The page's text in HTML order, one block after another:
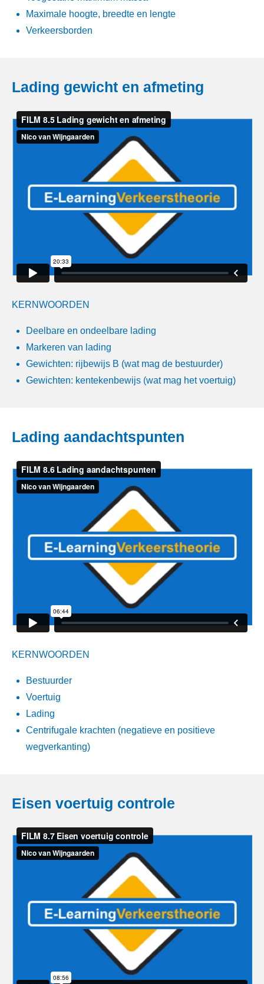
Maximale hoogte, breedte en lengte
Verkeersborden
Lading gewicht en afmeting
KERNWOORDEN
Deelbare en ondeelbare lading
Markeren van lading
Gewichten: rijbewijs B (wat mag de bestuurder)
Gewichten: kentekenbewijs (wat mag het voertuig)
Lading aandachtspunten
KERNWOORDEN
Bestuurder
Voertuig
Lading
Centrifugale krachten (negatieve en positieve
wegverkanting)
Eisen voertuig controle